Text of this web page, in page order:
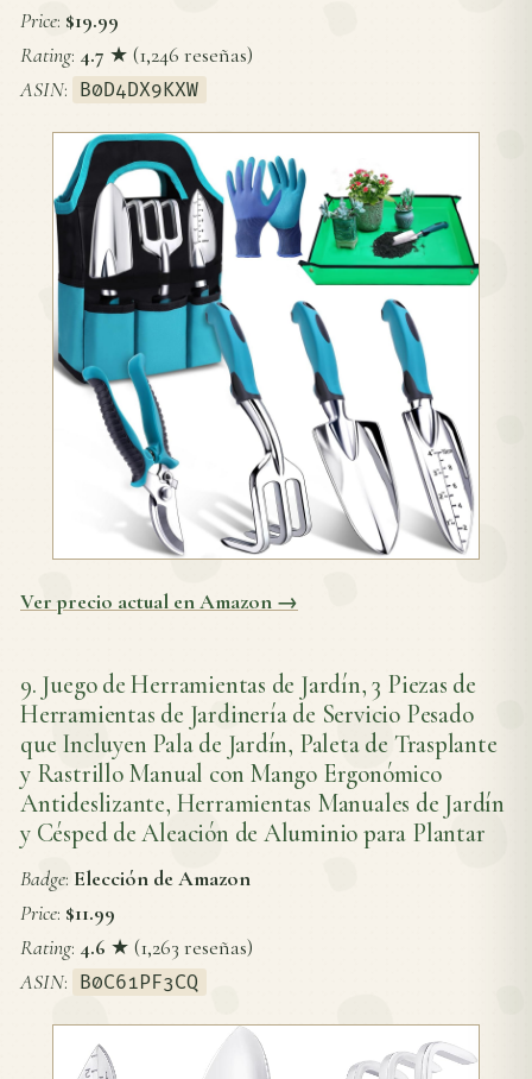
Price: $19.99
Rating: 4.7 ★ (1,246 reseñas)
ASIN: B0D4DX9KXW
Ver precio actual en Amazon →
9. Juego de Herramientas de Jardín, 3 Piezas de
Herramientas de Jardinería de Servicio Pesado
que Incluyen Pala de Jardín, Paleta de Trasplante
y Rastrillo Manual con Mango Ergonómico
Antideslizante, Herramientas Manuales de Jardín
y Césped de Aleación de Aluminio para Plantar
Badge: Elección de Amazon
Price: $11.99
Rating: 4.6 ★ (1,263 reseñas)
ASIN: B0C61PF3CQ